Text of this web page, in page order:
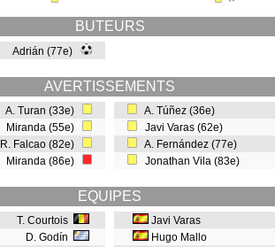
BUTEURS
Adrián (77e)
AVERTISSEMENTS
A. Turan (33e)
Miranda (55e)
R. Falcao (82e)
Miranda (86e)
A. Túñez (36e)
Javi Varas (62e)
A. Fernández (77e)
Jonathan Vila (83e)
EQUIPES
T. Courtois
D. Godín
Javi Varas
Hugo Mallo